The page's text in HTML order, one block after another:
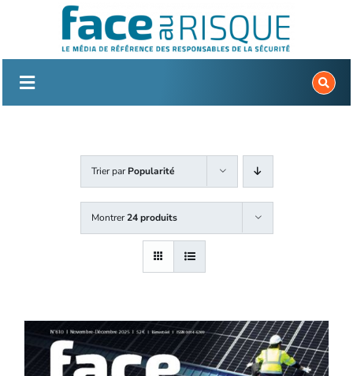
Trier parPopularité
Montrer24 produits